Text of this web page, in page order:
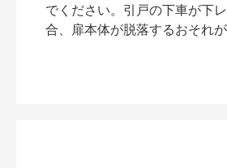
でください。引戸の下車が下
合、扉本体が脱落するおそれが